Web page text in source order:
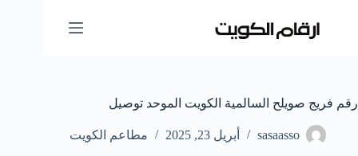
المحتوى
رقم فريج صويلح السالمية الكويت الموحد توصيل
sasaasso أبريل 23, 2025 مطاعم الكويت